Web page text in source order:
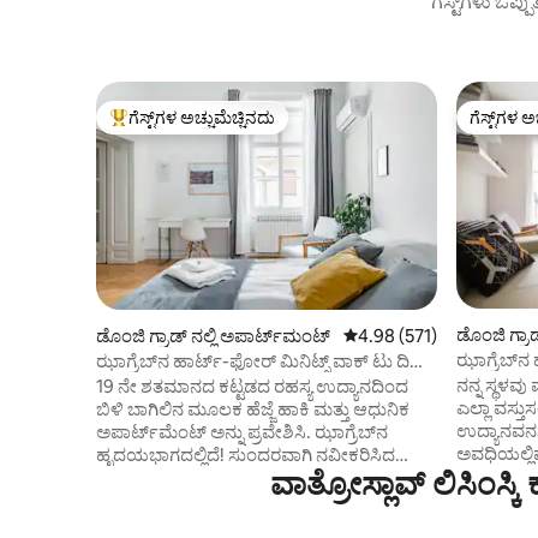
ಗೆಸ್ಟ್‌ಗಳಿಗೆ ಅತಿ ಹೆಚ್ಚು ಅಚ್ಚುಮೆಚ್ಚಿನದು
ಗೆಸ್ಟ್‌ಗಳ ಅಚ್ಚುಮೆಚ್ಚಿನದು
ಡೊಂಜಿ ಗ್ರಾಡ್ ನಲ್ಲಿ ಅಪಾರ್ಟ್‌ಮಂಟ್ 5 ರಲ್ಲಿ 4.98 ಸರಾಸರಿ
4.98 (571)
ಝಾಗ್ರೆಬ್‌ನ ಹಾರ್ಟ್-ಫೋರ್ ಮಿನಿಟ್ಸ್ ವಾಕ್ ಟು ದಿ
ಮೇನ್ ಸ್ಕ್ವೇರ್
19 ನೇ ಶತಮಾನದ ಕಟ್ಟಡದ ರಹಸ್ಯ ಉದ್ಯಾನದಿಂದ
ಬಿಳಿ ಬಾಗಿಲಿನ ಮೂಲಕ ಹೆಜ್ಜೆ ಹಾಕಿ ಮತ್ತು ಆಧುನಿಕ
ಅಪಾರ್ಟ್‌ಮೆಂಟ್ ಅನ್ನು ಪ್ರವೇಶಿಸಿ. ಝಾಗ್ರೆಬ್‌ನ
ಹೃದಯಭಾಗದಲ್ಲಿದೆ! ಸುಂದರವಾಗಿ ನವೀಕರಿಸಿದ
ಪಾರ್ಕ್ವೆಟ್ ಮಹಡಿಗಳು ಮತ್ತು ಎತ್ತರದ ಛಾವಣಿಗಳನ್ನು
ಬೆಳಗಿಸಲು ಎತ್ತರದ ಕಿಟಕಿಗಳ ಮೂಲಕ ಸೂರ್ಯ
ಗೆಸ್ಟ್‌ಗಳ
ಗೆಸ್ಟ್‌ಗಳ
ಡೊಂಜಿ
ಝಾಗ್ರೆಬ್‌ನ
ನನ್ನ
ಎಲ್ಲಾ
ಸ್ನೇಹಿ
ಕುರ್ಚಿಗಳು,
ವಾತ್ರೋಸ್ಲಾವ್